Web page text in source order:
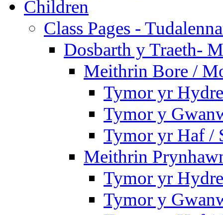
Children
Class Pages -
Dosbarth y Traeth-
Meithrin Bore /
Tymor yr
Tymor y
Tymor yr Haf /
Meithrin
Tymor yr
Tymor y